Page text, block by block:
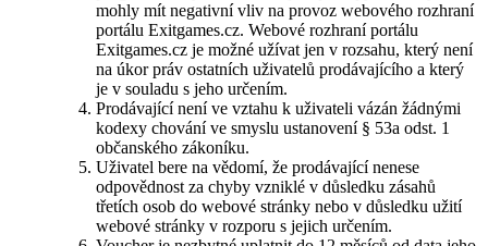
mohly mít negativní vliv na provoz webového rozhraní
portálu Exitgames.cz. Webové rozhraní portálu
Exitgames.cz je možné užívat jen v rozsahu, který není
na úkor práv ostatních uživatelů prodávajícího a který
je v souladu s jeho určením.
Prodávající není ve vztahu k uživateli vázán žádnými
kodexy chování ve smyslu ustanovení § 53a odst. 1
občanského zákoníku.
Uživatel bere na vědomí, že prodávající nenese
odpovědnost za chyby vzniklé v důsledku zásahů
třetích osob do webové stránky nebo v důsledku užití
webové stránky v rozporu s jejich určením.